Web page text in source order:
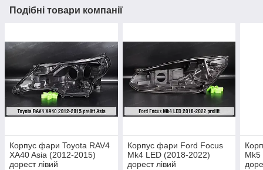
Подібні товари компанії
Корпус фари Toyota RAV4
XA40 Asia (2012-2015)
дорест лівий
Корпус фари Ford Focus
Mk4 LED (2018-2022)
дорест лівий
Mk5